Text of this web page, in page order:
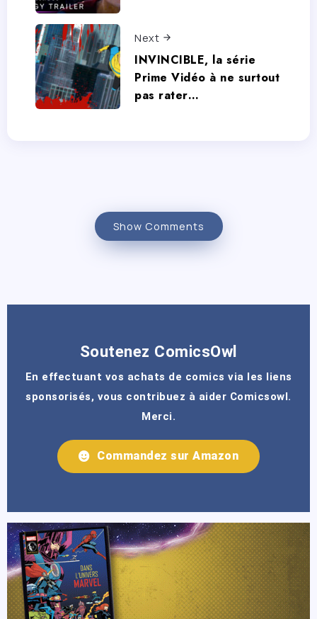
Next
INVINCIBLE, la série
Prime Vidéo à ne surtout
pas rater…
Show Comments
Soutenez ComicsOwl
En effectuant vos achats de comics via les liens
sponsorisés, vous contribuez à aider Comicsowl.
Merci.
Commandez sur Amazon